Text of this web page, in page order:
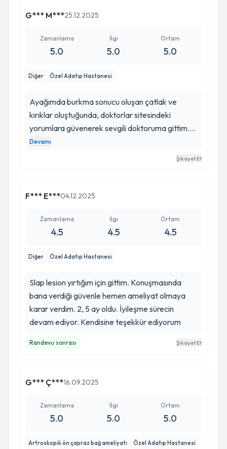
G*** M***25.12.2025
Zamanlama
5.0
İlgi
5.0
Ortam
5.0
Diğer Özel Adatıp Hastanesi
Ayağımda burkma sonucu oluşan çatlak ve
kırıklar oluştuğunda, doktorlar sitesindeki
yorumlara güvenerek sevgili doktoruma gittim.
İyi ki de gitmişim. Süreçten son derece memnun
kaldım. Hem fiziksel hem de ruhsal olarak zor bir
darbe almıştım ve açıkçası ne yaşayacağımı
yaklaşımı ve pozitif enerjisi daha ilk günden
itibaren stresimi azalttı. Süreci en az ağrı ve
sonra kendimi daha güçlü ve daha güvende
anlaşılır şekilde ve gerekçeleriyle tek tek anlattı.
İlgi ve alakası, işine olan sevgisi ve insana güven
veren yaklaşımı sayesinde bu süreci gerçekten
çok daha kolay yönettim. İşini böyle özveriyle ve
severek yapan hekimlerimizin hep var olmasını
Devamı
Şikayet Et
F*** E***04.12.2025
Zamanlama
4.5
İlgi
4.5
Ortam
4.5
Diğer Özel Adatıp Hastanesi
Slap lesion yırtığım için gittim. Konuşmasında
bana verdiği güvenle hemen ameliyat olmaya
karar verdim. 2, 5 ay oldu. İyileşme sürecin
devam ediyor. Kendisine teşekkür ediyorum
Randevu sonrası Şikayet Et
G*** Ç***16.09.2025
Zamanlama
5.0
İlgi
5.0
Ortam
5.0
Artroskopik ön çapraz bağ ameliyatı Özel Adatıp Hastanesi